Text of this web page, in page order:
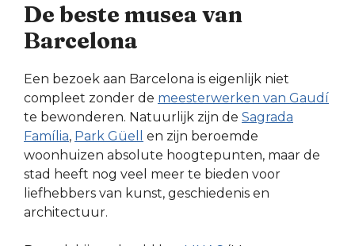
De beste musea van
Barcelona
Een bezoek aan Barcelona is eigenlijk niet
compleet zonder de meesterwerken van Gaudí
te bewonderen. Natuurlijk zijn de Sagrada
Família, Park Güell
en zijn beroemde
woonhuizen absolute hoogtepunten, maar de
stad heeft nog veel meer te bieden voor
liefhebbers van kunst, geschiedenis en
architectuur.